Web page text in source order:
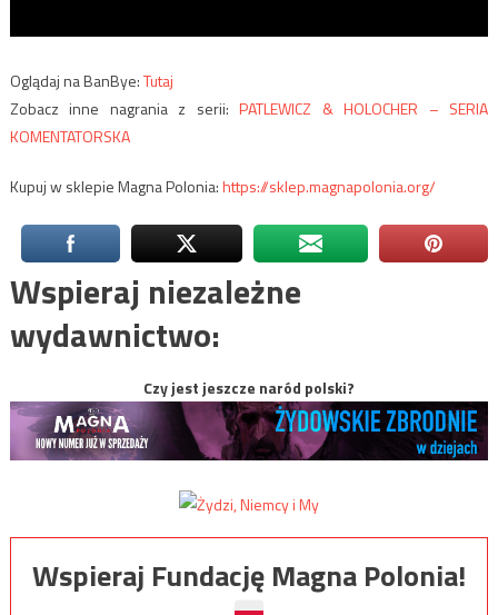
Oglądaj na BanBye:Tutaj
Zobacz inne nagrania z serii:PATLEWICZ & HOLOCHER – SERIA
KOMENTATORSKA
Kupuj w sklepie Magna Polonia:https://sklep.magnapolonia.org/
Wspieraj niezależne
wydawnictwo:
Czy jest jeszcze naród polski?
Wspieraj Fundację Magna Polonia!